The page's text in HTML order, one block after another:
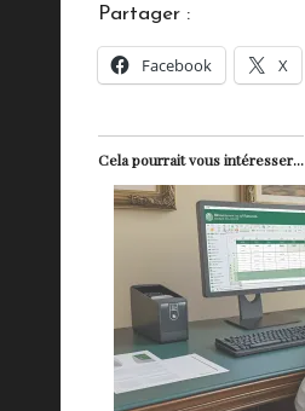
Partager :
Facebook X
Cela pourrait vous intéresser...